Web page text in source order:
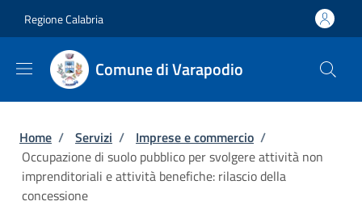
Regione Calabria
Comune di Varapodio
Briciole di pane
Home / Servizi / Imprese e commercio /
Occupazione di suolo pubblico per svolgere attività non
imprenditoriali e attività benefiche: rilascio della
concessione